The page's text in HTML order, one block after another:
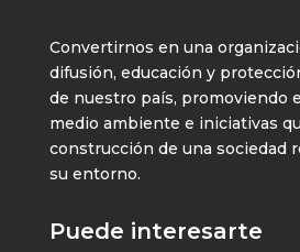
Convertirnos en una
difusión, educación y
de nuestro país, promoviendo
medio ambiente e iniciativas
construcción de una sociedad
su entorno.
Puede interesarte